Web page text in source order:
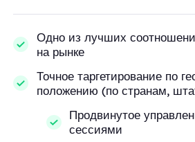
Одно из лучших
на рынке
Точное таргетирование по
положению (по странам,
Продвинутое
сессиями